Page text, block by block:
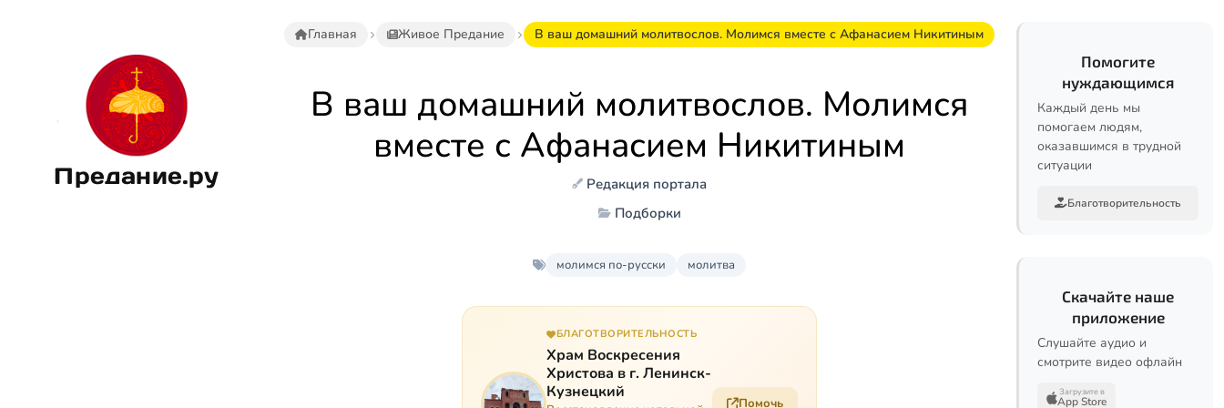
Предание.ру
Главная Живое Предание В ваш домашний молитвослов. Молимся вместе с Афанасием Никитиным
В ваш домашний молитвослов. Молимся
вместе с Афанасием Никитиным
Редакция портала
Подборки
молимся по-русски молитва
БЛАГОТВОРИТЕЛЬНОСТЬ
Храм Воскресения
Христова в г. Ленинск-
Кузнецкий
Помочь
Помогите
нуждающимся
Каждый день мы
помогаем людям,
оказавшимся в трудной
ситуации
Благотворительность
Скачайте наше
приложение
Слушайте аудио и
смотрите видео офлайн
Загрузите в
App Store